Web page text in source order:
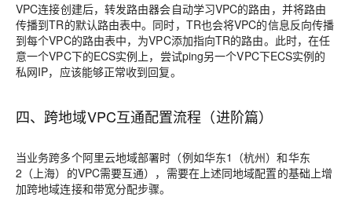
VPC连接创建后，转发路由器会自动学习VPC的路由，并将路由
传播到TR的默认路由表中。同时，TR也会将VPC的信息反向传播
到每个VPC的路由表中，为VPC添加指向TR的路由。此时，在任
意一个VPC下的ECS实例上，尝试ping另一个VPC下ECS实例的
私网IP，应该能够正常收到回复。
四、跨地域VPC互通配置流程（进阶篇）
当业务跨多个阿里云地域部署时（例如华东1（杭州）和华东
2（上海）的VPC需要互通），需要在上述同地域配置的基础上增
加跨地域连接和带宽分配步骤。